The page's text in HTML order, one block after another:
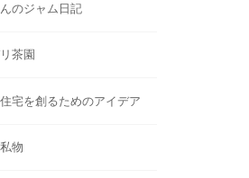
のジャム日記
茶園
宅を創るためのアイデア
物